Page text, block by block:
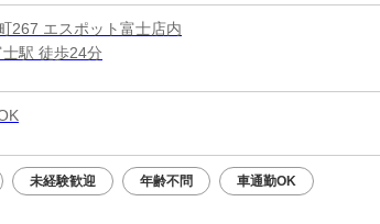
267 エスポット富士店内
駅 徒歩24分
未経験歓迎 年齢不問 車通勤OK